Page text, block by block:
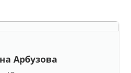
Арбузова